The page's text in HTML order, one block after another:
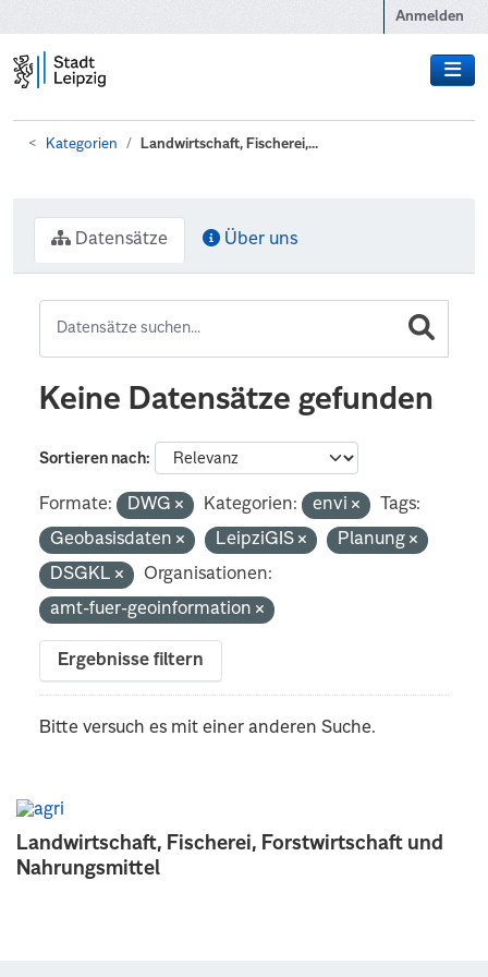
Anmelden
Kategorien Landwirtschaft, Fischerei,...
Landwirtschaft, Fischerei, Forstwirtschaft und
Nahrungsmittel
Datensätze Über uns
Keine Datensätze gefunden
Sortieren nach
Formate: DWG Kategorien: envi
Tags:
Geobasisdaten
LeipziGIS
Planung
DSGKL
Organisationen:
amt-fuer-geoinformation
Ergebnisse filtern
Bitte versuch es mit einer anderen Suche.